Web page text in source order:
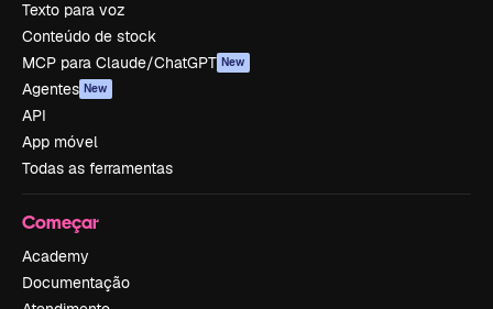
Texto para voz
Conteúdo de stock
MCP para Claude/ChatGPT New
Agentes New
API
App móvel
Todas as ferramentas
Começar
Academy
Documentação